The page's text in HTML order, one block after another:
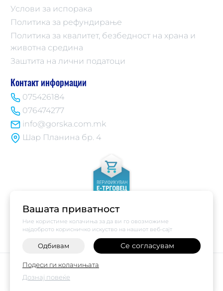
Вашата приватност
Ние користиме колачиња за да ви го овозможиме
најдоброто корисничко искуство на нашиот веб-сајт
Одбивам Се согласувам
Подеси ги колачињата
Дознај повеќе
+
Услови за испорака
Политика за рефундирање
Политика за квалитет, безбедност на храна и
животна средина
Заштита на лични податоци
Контакт информации
075426184
076474277
info@gorska.com.mk
Шар Планина бр. 4
©2026Vendor x
Поставки за колачиња